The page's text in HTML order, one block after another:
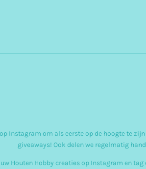
Instagram om als eerste op de hoogte te
giveaways! Ook delen we regelmatig
Houten Hobby creaties op Instagram en